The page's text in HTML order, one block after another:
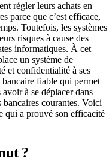
régler leurs achats en
parce que c’est efficace,
Toutefois, les systèmes
risques à cause des
informatiques. À cet
un système de
et confidentialité à ses
fiable qui permet
à se déplacer dans
bancaires courantes. Voici
qui a prouvé son efficacité
?